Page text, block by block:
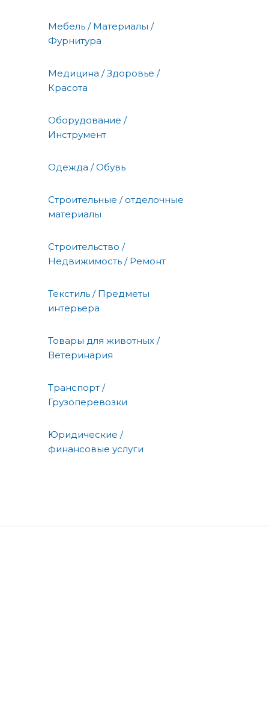
Мебель / Материалы /
Фурнитура
Медицина / Здоровье /
Красота
Оборудование /
Инструмент
Одежда / Обувь
Строительные / отделочные
материалы
Строительство /
Недвижимость / Ремонт
Текстиль / Предметы
интерьера
Товары для животных /
Ветеринария
Транспорт /
Грузоперевозки
Юридические /
финансовые услуги